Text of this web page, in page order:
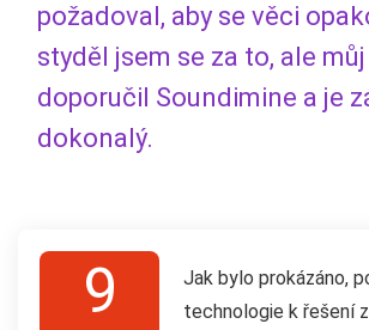
požadoval, aby se věci
styděl jsem se za to, ale
doporučil Soundimine a je
dokonalý.
9
Jak bylo prokázáno,
technologie k řešení